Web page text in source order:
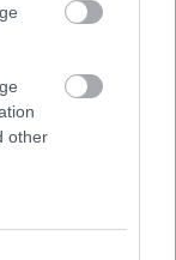
other